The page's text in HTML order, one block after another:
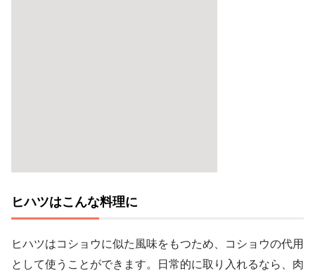
ヒハツはこんな料理に
ヒハツはコショウに似た風味をもつため、コショウの代用
として使うことができます。日常的に取り入れるなら、肉